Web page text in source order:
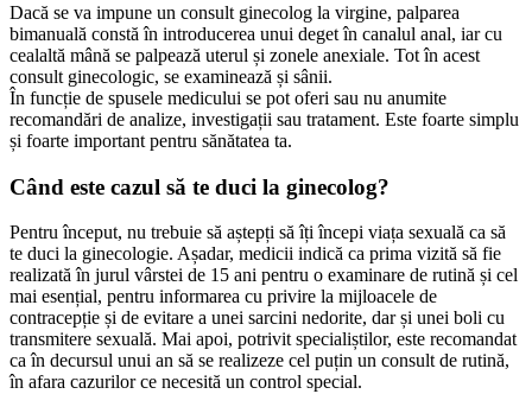
Dacă se va impune un consult ginecolog la virgine, palparea
bimanuală constă în introducerea unui deget în canalul anal, iar cu
cealaltă mână se palpează uterul și zonele anexiale. Tot în acest
consult ginecologic, se examinează și sânii.
În funcție de spusele medicului se pot oferi sau nu anumite
recomandări de analize, investigații sau tratament. Este foarte simplu
și foarte important pentru sănătatea ta.
Când este cazul să te duci la ginecolog?
Pentru început, nu trebuie să aștepți să îți începi viața sexuală ca să
te duci la ginecologie. Așadar, medicii indică ca prima vizită să fie
realizată în jurul vârstei de 15 ani pentru o examinare de rutină și cel
mai esențial, pentru informarea cu privire la mijloacele de
contracepție și de evitare a unei sarcini nedorite, dar și unei boli cu
transmitere sexuală. Mai apoi, potrivit specialiștilor, este recomandat
ca în decursul unui an să se realizeze cel puțin un consult de rutină,
în afara cazurilor ce necesită un control special.